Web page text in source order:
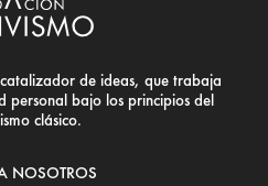
de ideas, que trabaja
personal bajo los principios del
clásico.
NOSOTROS